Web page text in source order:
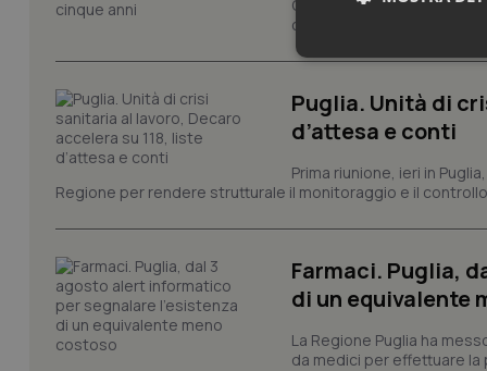
Cresce il volume della
condotti dalla rete
Puglia. Unità di
d’attesa e conti
Prima riunione, ieri in
Regione per rendere strutturale il monitoraggio e il
Farmaci. Puglia,
di un equivalente
La Regione Puglia ha
da medici per effettuare la
e l'accesso alle aree
Nome